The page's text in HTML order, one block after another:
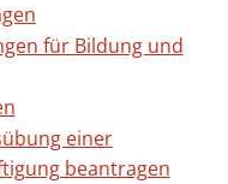
für Bildung und
einer
beantragen